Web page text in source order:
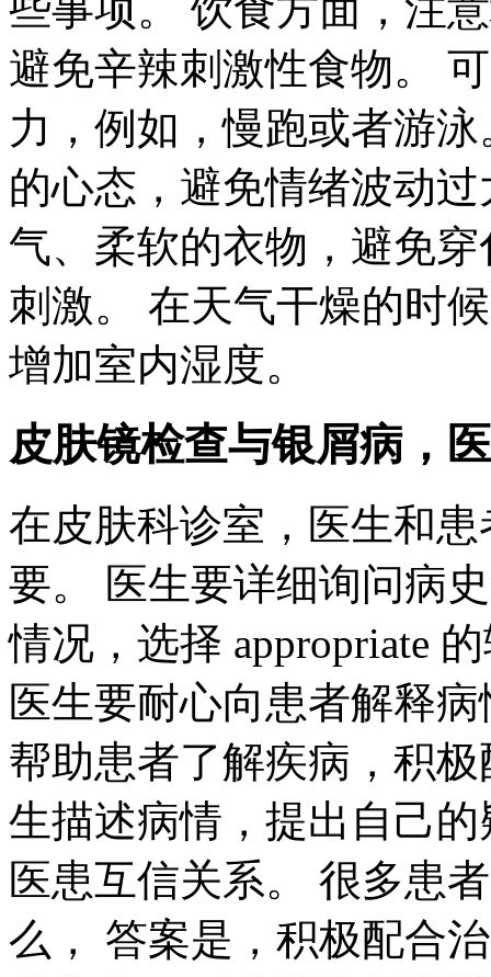
避免辛辣刺激性食物。
力，例如，慢跑或者游
的心态，避免情绪波动
气、柔软的衣物，避免
刺激。 在天气干燥的时
增加室内湿度。
皮肤镜检查与银屑病，
在皮肤科诊室，医生和
要。 医生要详细询问病
情况，选择 appropriate
医生要耐心向患者解释
帮助患者了解疾病，积
生描述病情，提出自己
医患互信关系。 很多患
么， 答案是，积极配合